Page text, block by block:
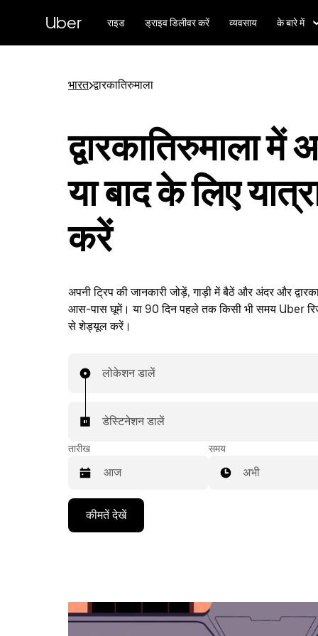
पर
Uber राइड ड्राइव डिलीवर करें व्यवसाय के बारे में
भारत>द्वारकातिरुमाला
द्वारकातिरुमाला में
या बाद के लिए
करें
अपनी ट्रिप की जानकारी जोड़ें, गाड़ी में बैठें और अंदर और
आस-पास घूमें। या 90 दिन पहले तक किसी भी समय Uber
से शेड्यूल करें।
लोकेशन डालें
डेस्टिनेशन डालें
तारीख
Press
down
the
calendar
समय
अभी
कीमतें देखें